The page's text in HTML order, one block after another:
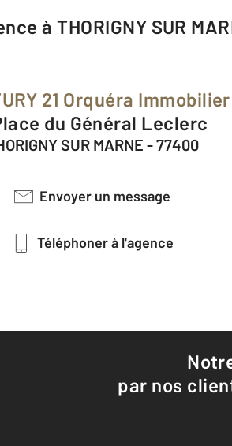
à THORIGNY SUR
21 Orquéra Immobilier
Place du Général Leclerc
SUR MARNE - 77400
Envoyer un message
Téléphoner à l'agence
par nos